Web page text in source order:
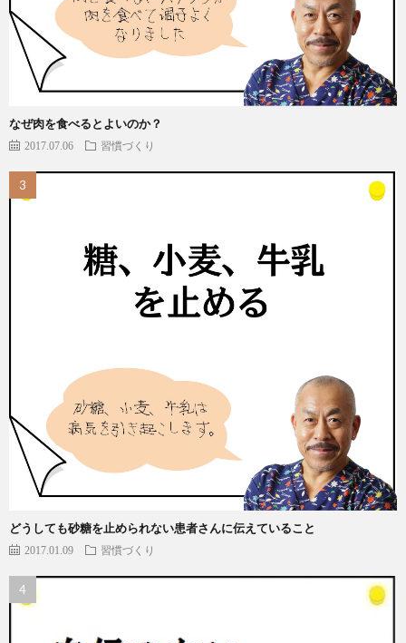
なぜ肉を食べるとよいのか？
2017.07.06 習慣づくり
どうしても砂糖を止められない患者さんに伝えていること
2017.01.09 習慣づくり